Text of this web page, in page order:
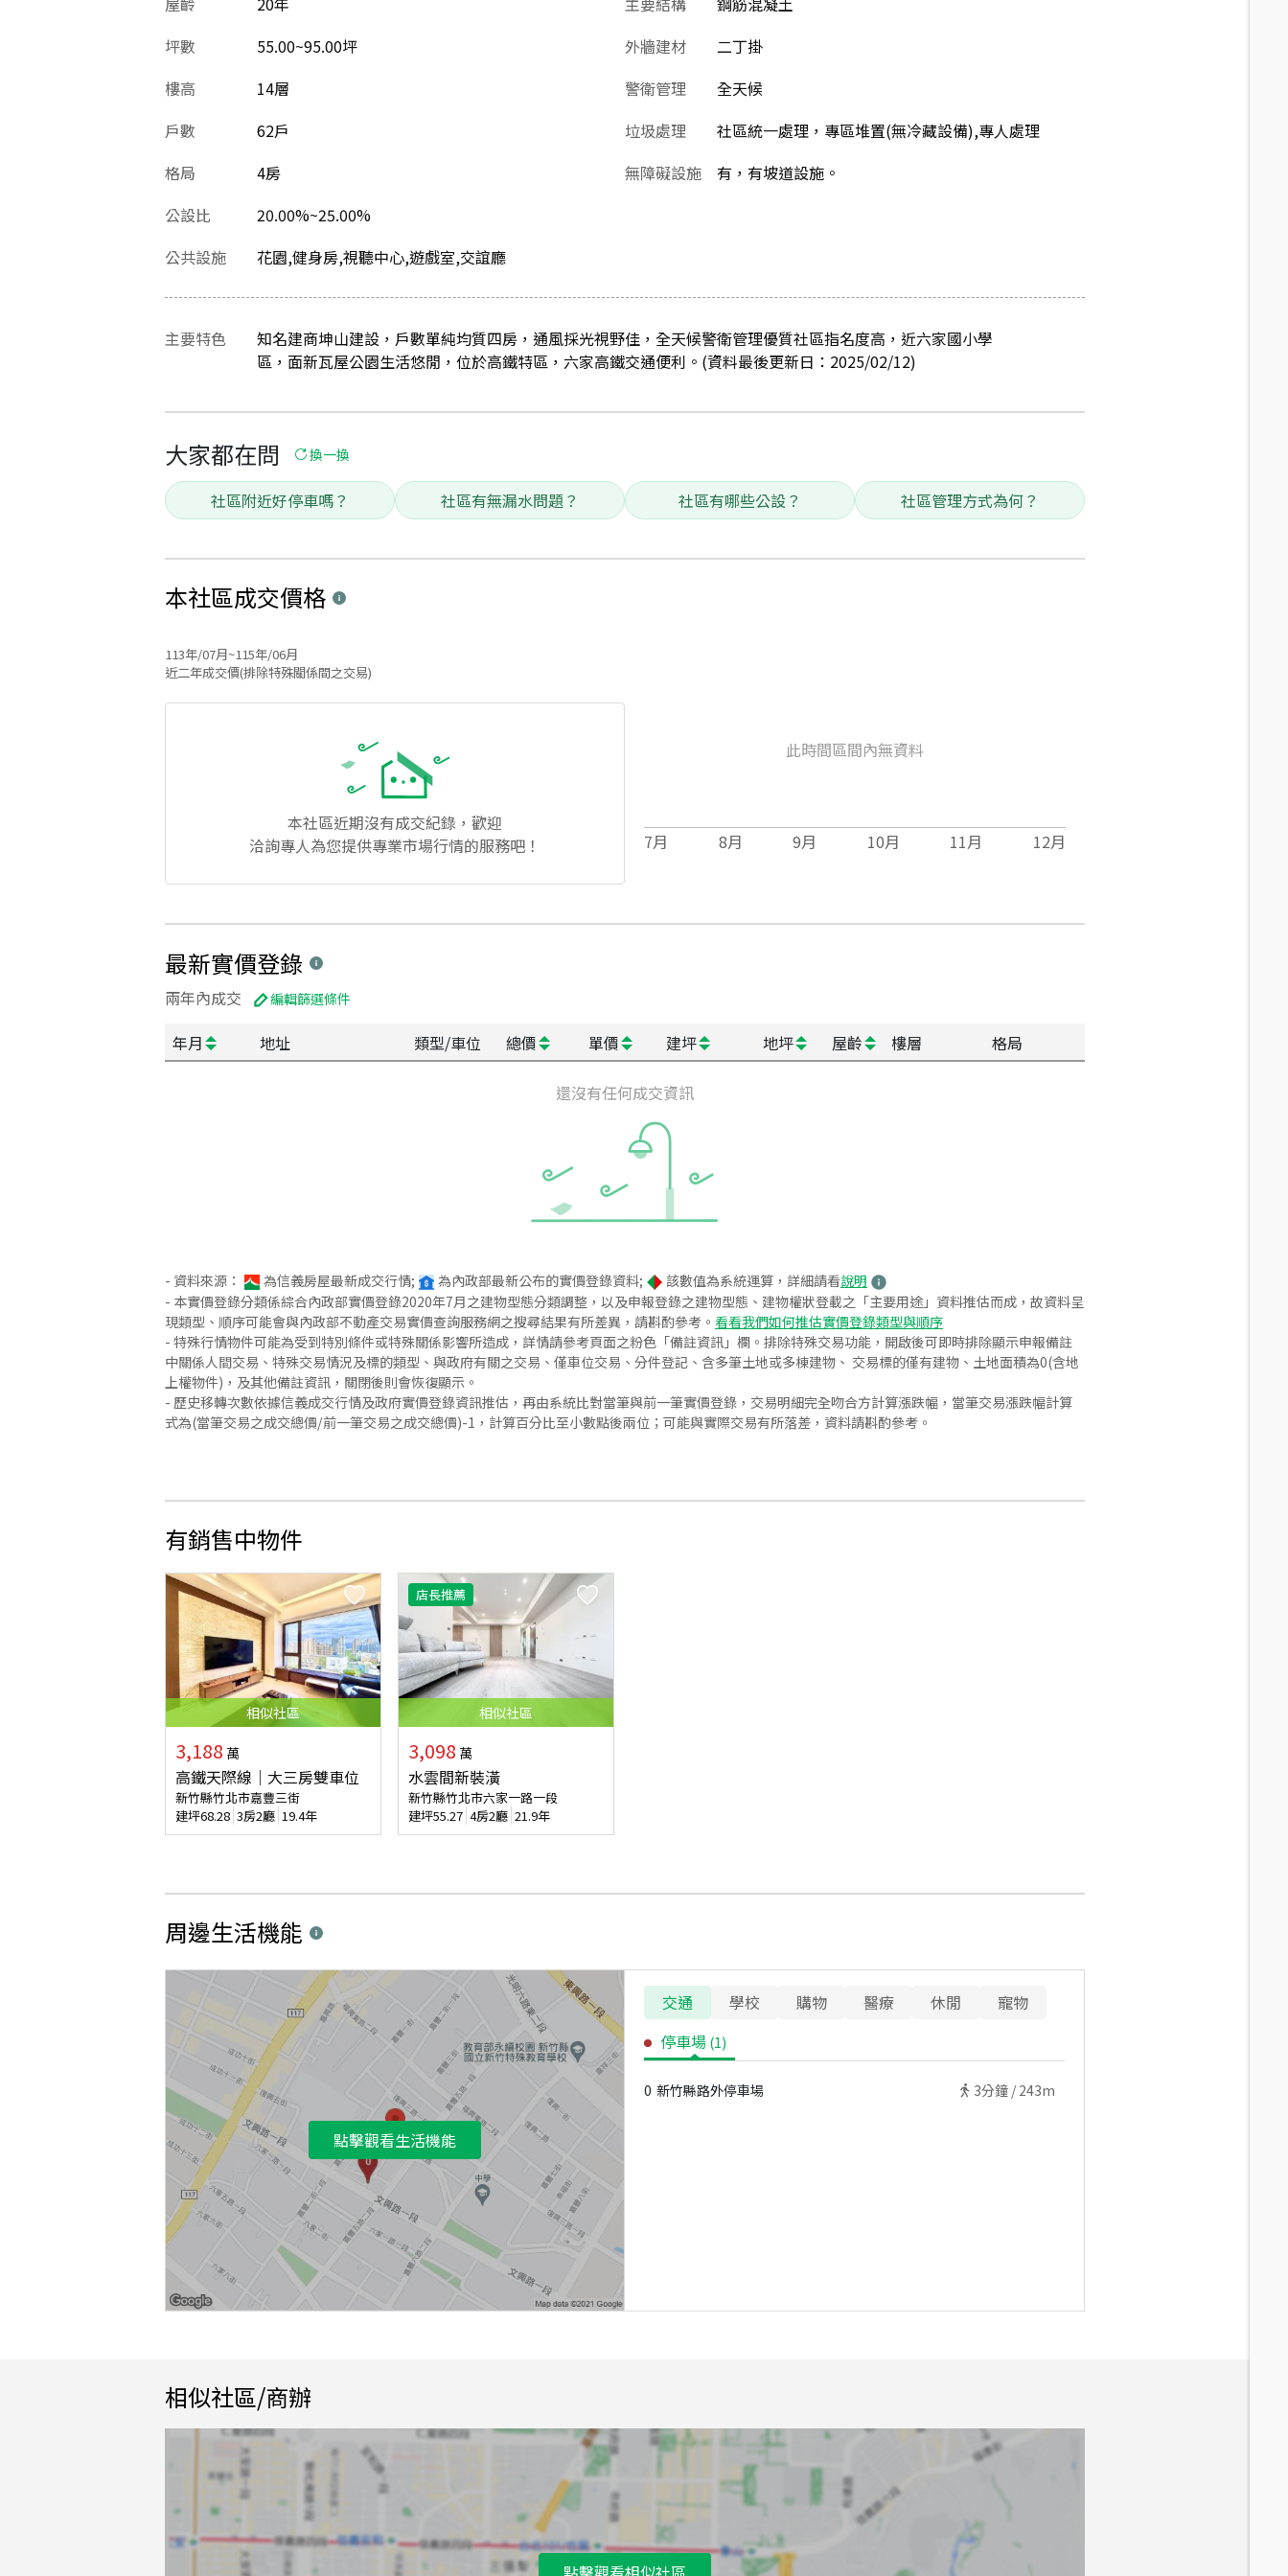
坪數
55.00~95.00坪
樓高
14層
戶數
62戶
格局
4房
公設比
20.00%~25.00%
外牆建材
二丁掛
警衛管理
全天候
垃圾處理
社區統一處理，專區堆置(無冷藏設備),專人處理
無障礙設施
有，有坡道設施。
公共設施 花園,健身房,視聽中心,遊戲室,交誼廳
主要特色
知名建商坤山建設，戶數單純均質四房，通風採光視野佳，全天候警衛管理優質社區指名度高，近六家國小學
區，面新瓦屋公園生活悠閒，位於高鐵特區，六家高鐵交通便利。(資料最後更新日：2025/02/12)
大家都在問 換一換
社區附近好停車嗎？ 社區有無漏水問題？ 社區有哪些公設？ 社區管理方式為何？
本社區成交價格
113年/07月~115年/06月
近二年成交價(排除特殊關係間之交易)
本社區近期沒有成交紀錄，歡迎
洽詢專人為您提供專業市場行情的服務吧！
此時間區間內無資料
7月 8月 9月 10月 11月 12月
最新實價登錄
兩年內成交 編輯篩選條件
年月 地址 類型/車位 總價 單價 建坪 地坪 屋齡 樓層 格局
還沒有任何成交資訊
- 資料來源： 為信義房屋最新成交行情; 為內政部最新公布的實價登錄資料; 該數值為系統運算，詳細請看說明
- 本實價登錄分類係綜合內政部實價登錄2020年7月之建物型態分類調整，以及申報登錄之建物型態、建物權狀登載之「主要用途」資料推估而成，故資料呈
現類型、順序可能會與內政部不動產交易實價查詢服務網之搜尋結果有所差異，請斟酌參考。 看看我們如何推估實價登錄類型與順序
- 特殊行情物件可能為受到特別條件或特殊關係影響所造成，詳情請參考頁面之粉色「備註資訊」欄。排除特殊交易功能，開啟後可即時排除顯示申報備註
中關係人間交易、特殊交易情況及標的類型、與政府有關之交易、僅車位交易、分件登記、含多筆土地或多棟建物、 交易標的僅有建物、土地面積為0(含地
上權物件)，及其他備註資訊，關閉後則會恢復顯示。
- 歷史移轉次數依據信義成交行情及政府實價登錄資訊推估，再由系統比對當筆與前一筆實價登錄，交易明細完全吻合方計算漲跌幅，當筆交易漲跌幅計算
式為(當筆交易之成交總價/前一筆交易之成交總價)-1，計算百分比至小數點後兩位；可能與實際交易有所落差，資料請斟酌參考。
有銷售中物件
相似社區
3,188 萬
高鐵天際線｜大三房雙車位
新竹縣竹北市嘉豐三街
建坪68.28 3房2廳 19.4年
店長推薦
相似社區
3,098 萬
水雲間新裝潢
新竹縣竹北市六家一路一段
建坪55.27 4房2廳 21.9年
周邊生活機能
點擊觀看生活機能
交通 學校 購物 醫療 休閒
寵物
停車場 (1)
0 新竹縣路外停車場 3分鐘 / 243m
相似社區/商辦